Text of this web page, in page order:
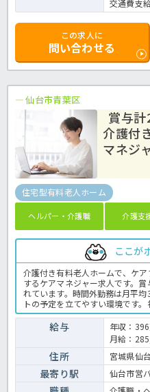
交通費支
この求人に
問い合わせる
仙台市青葉区
賞与計
介護付
マネジ
住宅型有料老人ホーム
ヘルパー・介護職 介護支
ここが
介護付き有料老人ホームで、ケ
するケアマネジャー求人です。
れています。時間外勤務は月平
トの予定を立てやすい環境です
か、無料駐車場も用意されていま
給与
年収：
月給：
住所 宮城県仙
最寄り駅 仙台市営